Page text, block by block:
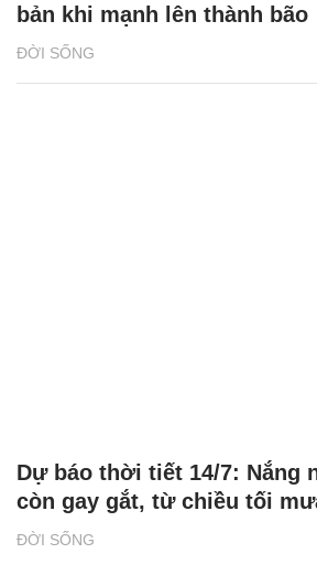
ĐỜI SỐNG
bản khi mạnh lên thành bão
ĐỜI SỐNG
Dự báo thời tiết 14/7: Nắng
còn gay gắt, từ chiều tối